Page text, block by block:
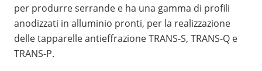
per produrre serrande e ha una gamma di profili
anodizzati in alluminio pronti, per la realizzazione
delle tapparelle antieffrazione TRANS-S, TRANS-Q e
TRANS-P.